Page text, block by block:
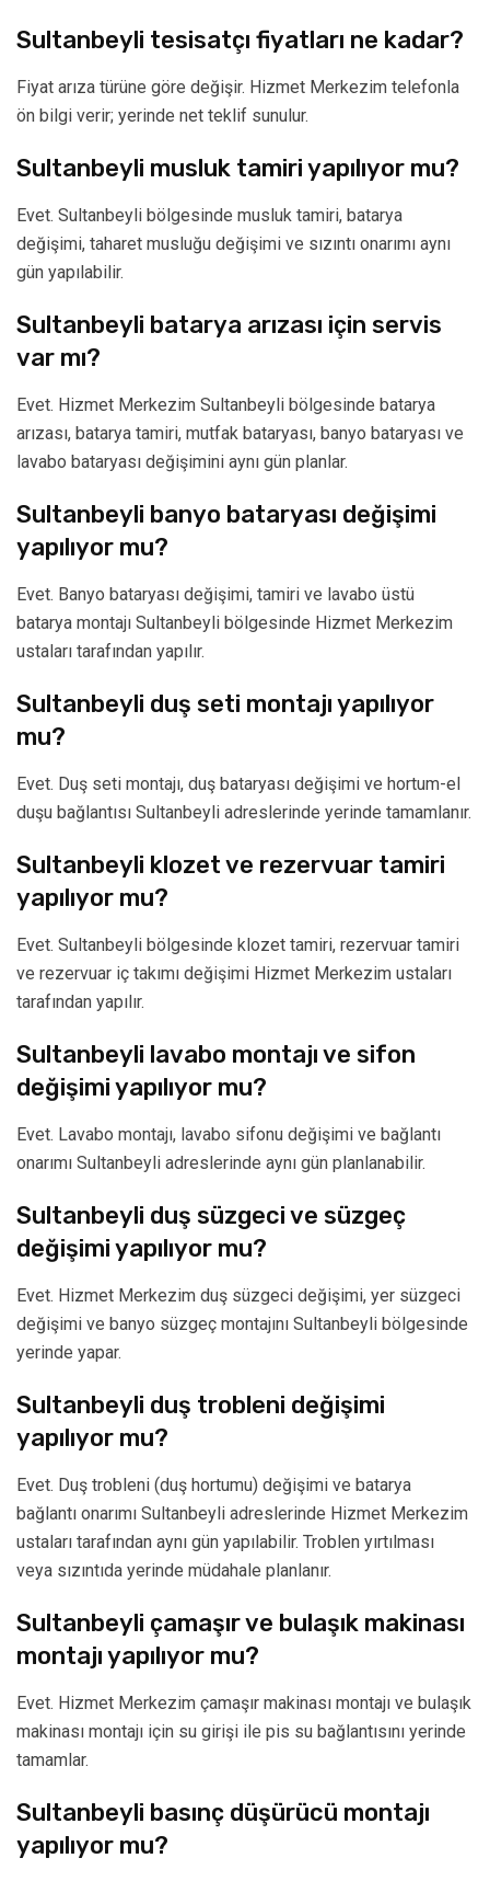
Sultanbeyli tesisatçı fiyatları ne kadar?
Fiyat arıza türüne göre değişir. Hizmet Merkezim telefonla
ön bilgi verir; yerinde net teklif sunulur.
Sultanbeyli musluk tamiri yapılıyor mu?
Evet. Sultanbeyli bölgesinde musluk tamiri, batarya
değişimi, taharet musluğu değişimi ve sızıntı onarımı aynı
gün yapılabilir.
Sultanbeyli batarya arızası için servis
var mı?
Evet. Hizmet Merkezim Sultanbeyli bölgesinde batarya
arızası, batarya tamiri, mutfak bataryası, banyo bataryası ve
lavabo bataryası değişimini aynı gün planlar.
Sultanbeyli banyo bataryası değişimi
yapılıyor mu?
Evet. Banyo bataryası değişimi, tamiri ve lavabo üstü
batarya montajı Sultanbeyli bölgesinde Hizmet Merkezim
ustaları tarafından yapılır.
Sultanbeyli duş seti montajı yapılıyor
mu?
Evet. Duş seti montajı, duş bataryası değişimi ve hortum-el
duşu bağlantısı Sultanbeyli adreslerinde yerinde tamamlanır.
Sultanbeyli klozet ve rezervuar tamiri
yapılıyor mu?
Evet. Sultanbeyli bölgesinde klozet tamiri, rezervuar tamiri
ve rezervuar iç takımı değişimi Hizmet Merkezim ustaları
tarafından yapılır.
Sultanbeyli lavabo montajı ve sifon
değişimi yapılıyor mu?
Evet. Lavabo montajı, lavabo sifonu değişimi ve bağlantı
onarımı Sultanbeyli adreslerinde aynı gün planlanabilir.
Sultanbeyli duş süzgeci ve süzgeç
değişimi yapılıyor mu?
Evet. Hizmet Merkezim duş süzgeci değişimi, yer süzgeci
değişimi ve banyo süzgeç montajını Sultanbeyli bölgesinde
yerinde yapar.
Sultanbeyli duş trobleni değişimi
yapılıyor mu?
Evet. Duş trobleni (duş hortumu) değişimi ve batarya
bağlantı onarımı Sultanbeyli adreslerinde Hizmet Merkezim
ustaları tarafından aynı gün yapılabilir. Troblen yırtılması
veya sızıntıda yerinde müdahale planlanır.
Sultanbeyli çamaşır ve bulaşık makinası
montajı yapılıyor mu?
Evet. Hizmet Merkezim çamaşır makinası montajı ve bulaşık
makinası montajı için su girişi ile pis su bağlantısını yerinde
tamamlar.
Sultanbeyli basınç düşürücü montajı
yapılıyor mu?